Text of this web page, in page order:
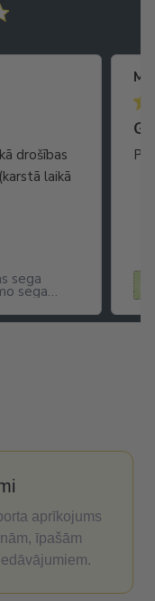
drošības
laikā
sega
sega
aprīkojums
īpašām